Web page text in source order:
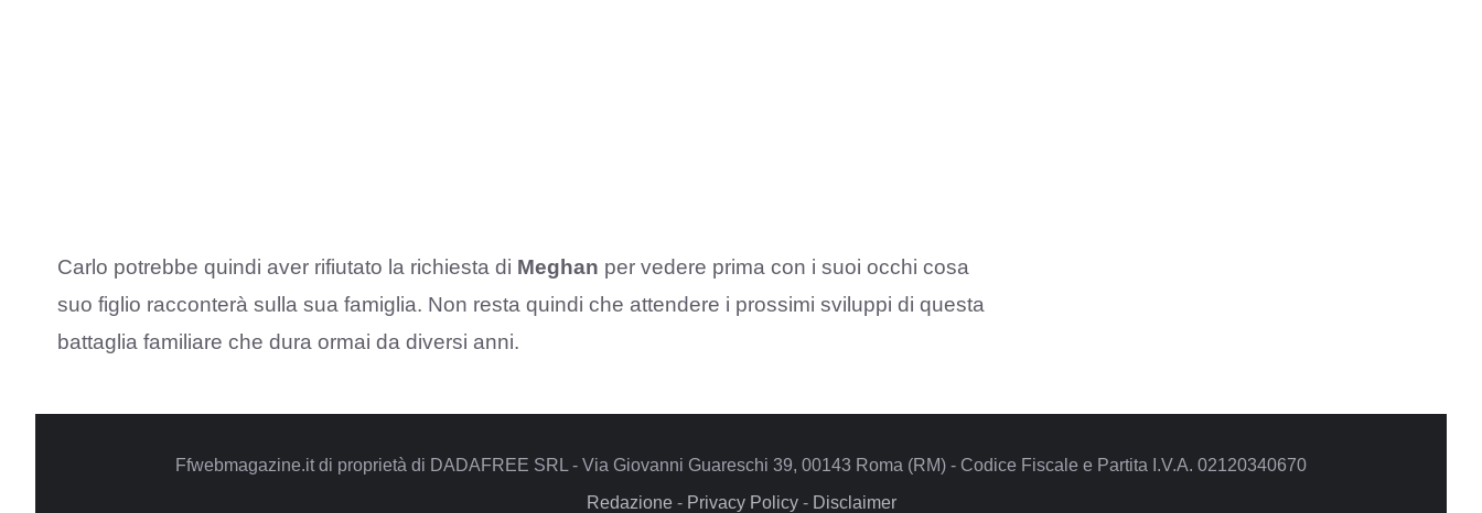
Carlo potrebbe quindi aver rifiutato la richiesta di Meghan per vedere prima con i suoi occhi cosa
suo figlio racconterà sulla sua famiglia. Non resta quindi che attendere i prossimi sviluppi di questa
battaglia familiare che dura ormai da diversi anni.
Ffwebmagazine.it di proprietà di DADAFREE SRL - Via Giovanni Guareschi 39, 00143 Roma (RM) - Codice Fiscale e Partita I.V.A. 02120340670
Redazione- Privacy Policy- Disclaimer